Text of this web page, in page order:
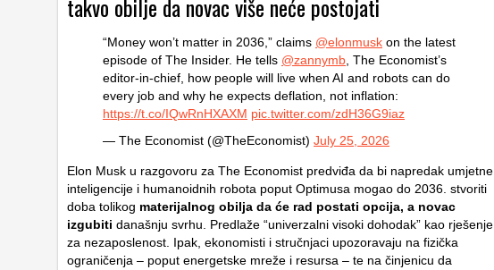
takvo obilje da novac više neće postojati
“Money won’t matter in 2036,” claims @elonmusk on the latest
episode of The Insider. He tells @zannymb, The Economist’s
editor-in-chief, how people will live when AI and robots can do
every job and why he expects deflation, not inflation:
https://t.co/IQwRnHXAXM pic.twitter.com/zdH36G9iaz
— The Economist (@TheEconomist) July 25, 2026
Elon Musk u razgovoru za The Economist predviđa da bi napredak umjetne
inteligencije i humanoidnih robota poput Optimusa mogao do 2036. stvoriti
doba tolikog materijalnog obilja da će rad postati opcija, a novac
izgubiti današnju svrhu. Predlaže “univerzalni visoki dohodak” kao rješenje
za nezaposlenost. Ipak, ekonomisti i stručnjaci upozoravaju na fizička
ograničenja – poput energetske mreže i resursa – te na činjenicu da